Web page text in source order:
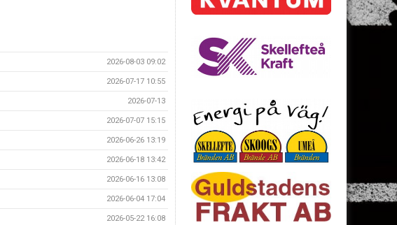
2026-08-03 09:02
2026-07-17 10:55
2026-07-13
2026-07-07 15:15
2026-06-26 13:19
2026-06-18 13:42
2026-06-16 13:08
2026-06-04 17:04
2026-05-22 16:08